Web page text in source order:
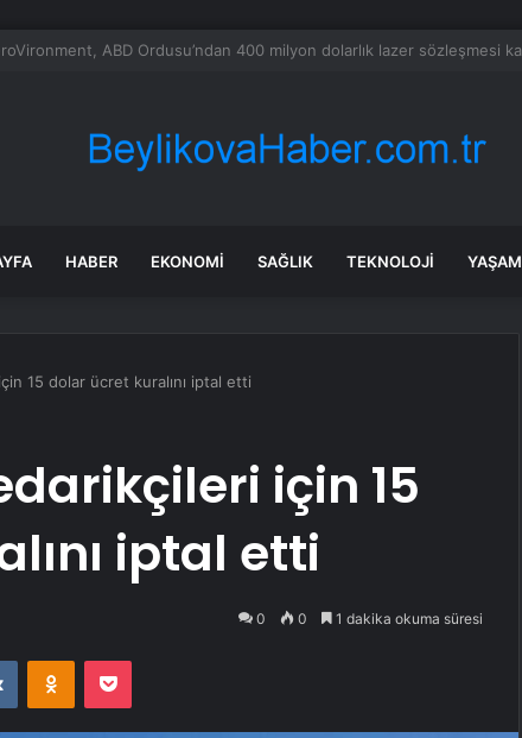
tadilat yapan çift, gizli bölmede deste deste para buldu
HABER EKONOMI SAĞLIK TEKNOLOJI YAŞAM
15 dolar ücret kuralını iptal etti
için 15
iptal etti
0 0 1 dakika okuma süresi
VKontakteOdnoklassniki
Pocket